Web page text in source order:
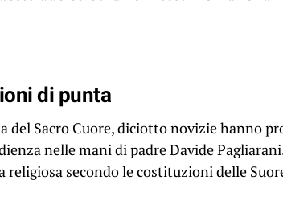
di punta
del Sacro Cuore, diciotto novizie hanno
nelle mani di padre Davide
religiosa secondo le costituzioni delle